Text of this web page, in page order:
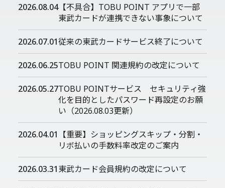
2026.08.04【不具合】TOBU POINT アプリで一部
東武カードが連携できない事象について
2026.07.01従来の東武カードサービス終了について
2026.06.25TOBU POINT 関連規約の改定について
2026.05.27TOBU POINTサービス セキュリティ強
化を目的としたパスワード再設定のお願
い（2026.08.03更新）
2026.04.01 【重要】ショッピングスキップ・分割・
リボ払いの手数料率改定のご案内
2026.03.31東武カード会員規約の改定について